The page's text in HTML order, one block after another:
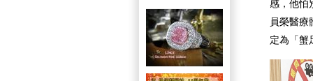
感，他怕
員榮醫療
定為「蟹